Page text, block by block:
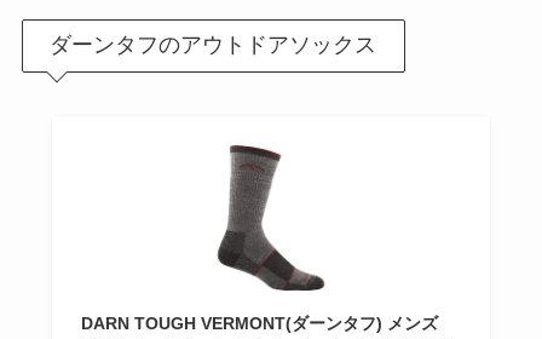
ダーンタフのアウトドアソックス
DARN TOUGH VERMONT(ダーンタフ) メンズ